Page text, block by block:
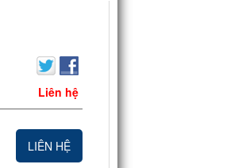
Liên hệ
LIÊN HỆ